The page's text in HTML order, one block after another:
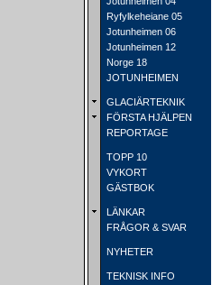
Ryfylkeheiane 05
Jotunheimen 06
Jotunheimen 12
Norge 18
JOTUNHEIMEN
GLACIÄRTEKNIK
FÖRSTA HJÄLPEN
REPORTAGE
TOPP 10
VYKORT
GÄSTBOK
LÄNKAR
FRÅGOR & SVAR
NYHETER
TEKNISK INFO